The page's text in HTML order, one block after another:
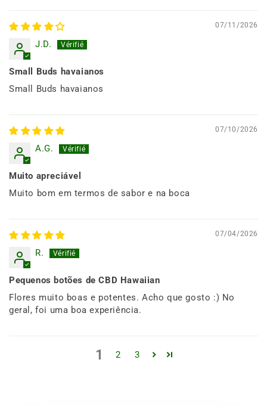
07/11/2026
J.D.
Small Buds havaianos
Small Buds havaianos
07/10/2026
A.G.
Muito apreciável
Muito bom em termos de sabor e na boca
07/04/2026
R.
Pequenos botões de CBD Hawaiian
Flores muito boas e potentes. Acho que gosto :) No
geral, foi uma boa experiência.
1 2 3